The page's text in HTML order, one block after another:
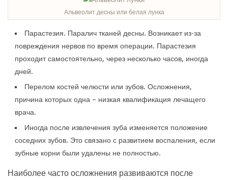
Альвеолит десны или белая лунка
Парастезия. Паралич тканей десны. Возникает из-за
повреждения нервов по время операции. Парастезия
проходит самостоятельно, через несколько часов, иногда
дней.
Перелом костей челюсти или зубов. Осложнения,
причина которых одна – низкая квалификация лечащего
врача.
Иногда после извлечения зуба изменяется положение
соседних зубов. Это связано с развитием воспаления, если
зубные корни были удалены не полностью.
Наиболее часто осложнения развиваются после